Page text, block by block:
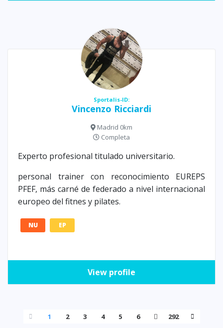
Sportalis-ID:
Vincenzo Ricciardi
Madrid 0km
Completa
Experto profesional titulado universitario.
personal trainer con reconocimiento EUREPS
PFEF, más carné de federado a nivel internacional
europeo del fitnes y pilates.
NU EP
View profile
1 2 3 4 5 6
292